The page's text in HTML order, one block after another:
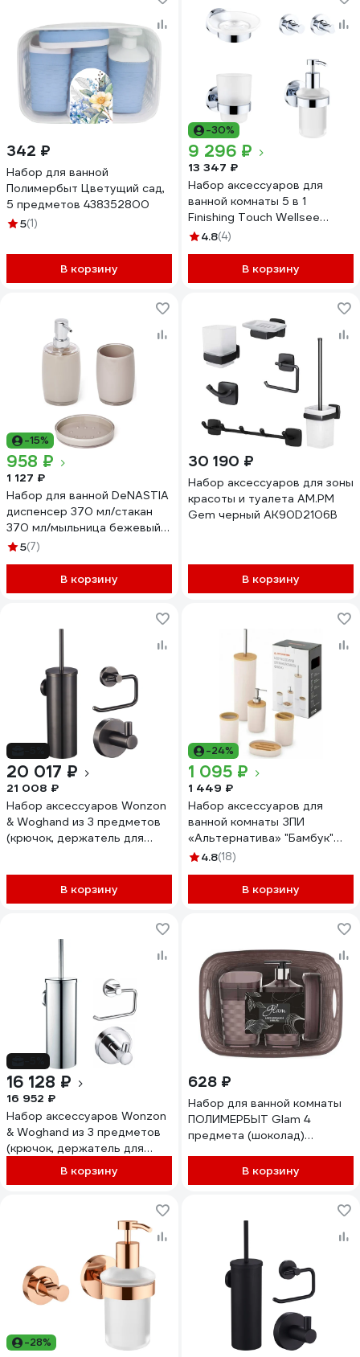
342 ₽
Набор для ванной
Полимербыт Цветущий сад,
5 предметов 438352800
5(1)
В корзину
-30%
9 296 ₽
13 347 ₽
Набор аксессуаров для
ванной комнаты 5 в 1
Finishing Touch Wellsee
182511002
4.8(4)
В корзину
-15%
958 ₽
1 127 ₽
Набор для ванной DeNASTIA
диспенсер 370 мл/стакан
370 мл/мыльница бежевый
X000103
5(7)
В корзину
30 190 ₽
Набор аксессуаров для зоны
красоты и туалета AM.PM
Gem черный AK90D2106B
В корзину
20 017 ₽
21 008 ₽
Набор аксессуаров Wonzon
& Woghand из 3 предметов
(крючок, держатель для
В корзину
-24%
1 095 ₽
1 449 ₽
Набор аксессуаров для
ванной комнаты ЗПИ
«Альтернатива» "Бамбук"
бежевый М8168
4.8(18)
В корзину
16 128 ₽
16 952 ₽
Набор аксессуаров Wonzon
& Woghand из 3 предметов
(крючок, держатель для
бумага, ершик), хром WW-
В корзину
628 ₽
Набор для ванной комнаты
ПОЛИМЕРБЫТ Glam 4
предмета (шоколад)
В корзину
-28%